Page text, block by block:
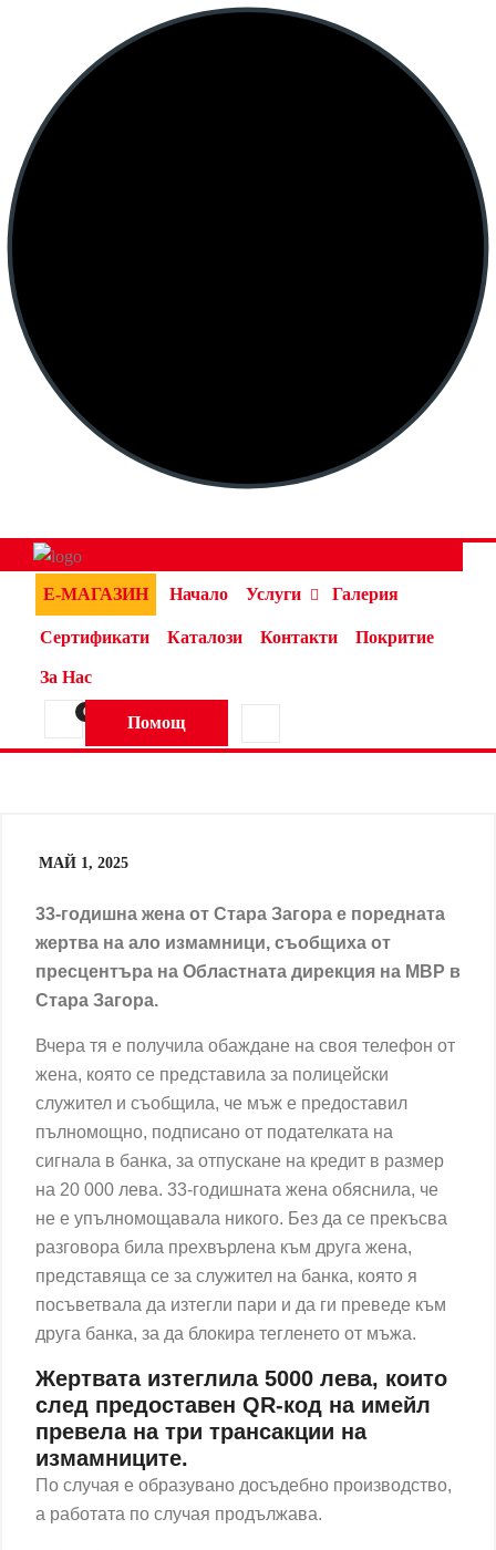
Е-МАГАЗИН Начало Услуги Галерия
Сертификати Каталози Контакти Покритие
За Нас
0
Помощ
МАЙ 1, 2025
33-годишна жена от Стара Загора е поредната
жертва на ало измамници, съобщиха от
пресцентъра на Областната дирекция на МВР в
Стара Загора.
Вчера тя е получила обаждане на своя телефон от
жена, която се представила за полицейски
служител и съобщила, че мъж е предоставил
пълномощно, подписано от подателката на
сигнала в банка, за отпускане на кредит в размер
на 20 000 лева. 33-годишната жена обяснила, че
не е упълномощавала никого. Без да се прекъсва
разговора била прехвърлена към друга жена,
представяща се за служител на банка, която я
посъветвала да изтегли пари и да ги преведе към
друга банка, за да блокира тегленето от мъжа.
Жертвата изтеглила 5000 лева, които
след предоставен QR-код на имейл
превела на три трансакции на
измамниците.
По случая е образувано досъдебно производство,
а работата по случая продължава.